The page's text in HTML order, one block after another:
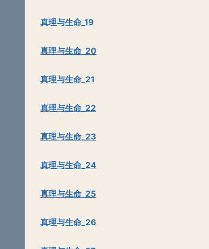
真理与生命_19
真理与生命_20
真理与生命_21
真理与生命_22
真理与生命_23
真理与生命_24
真理与生命_25
真理与生命_26